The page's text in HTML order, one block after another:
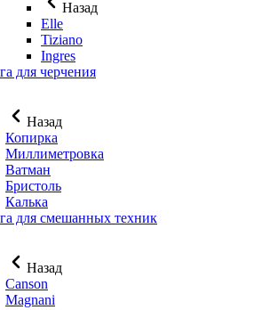
Назад
Elle
Tiziano
Ingres
для черчения
Назад
Копирка
Миллиметровка
Ватман
Бристоль
Калька
для смешанных техник
Назад
Canson
Magnani